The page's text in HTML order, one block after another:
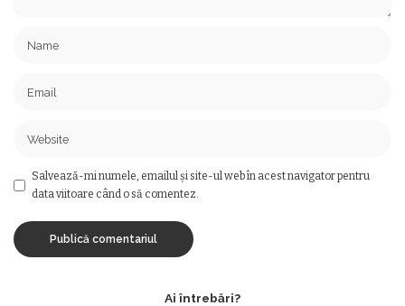
Salvează-mi numele, emailul și site-ul web în acest navigator pentru
data viitoare când o să comentez.
Ai întrebări?